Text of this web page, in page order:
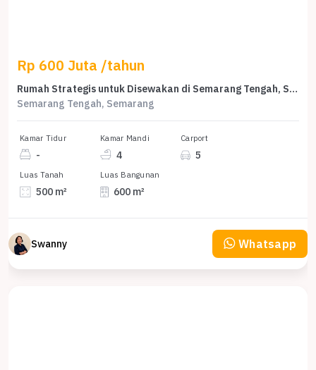
Rp 600 Juta /tahun
Rumah Strategis untuk Disewakan di Semarang Tengah, Semarang, Harga 600 Juta /tahun
Semarang Tengah, Semarang
Kamar Tidur
-
Kamar Mandi
4
Carport
5
Luas Tanah
500 m²
Luas Bangunan
600 m²
Swanny Whatsapp